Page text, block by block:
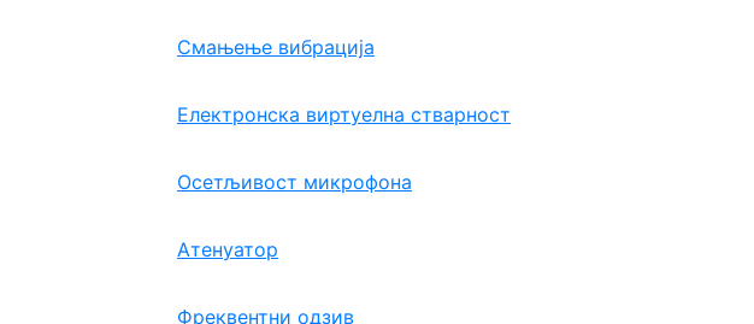
Смањење вибрација
Електронска виртуелна стварност
Осетљивост микрофона
Атенуатор
Фреквентни одзив